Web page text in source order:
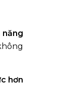
năng
hơn